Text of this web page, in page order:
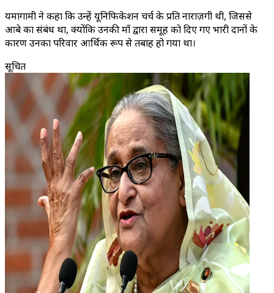
यमागामी ने कहा कि उन्हें यूनिफिकेशन चर्च के प्रति नाराज़गी थी, जिससे
आबे का संबंध था, क्योंकि उनकी माँ द्वारा समूह को दिए गए भारी दानों के
कारण उनका परिवार आर्थिक रूप से तबाह हो गया था।
सूचित